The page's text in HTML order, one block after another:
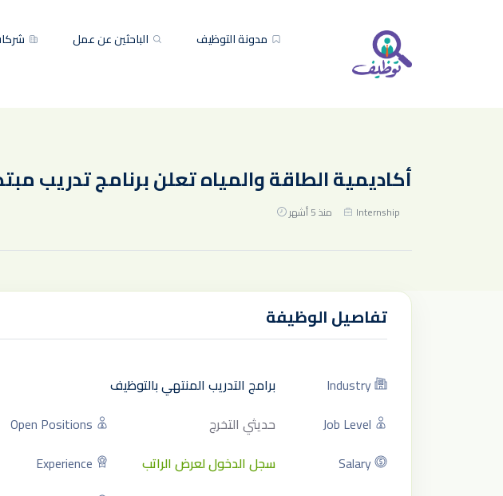
الباحثين عن عمل
مدونة التوظيف
أكاديمية الطاقة والمياه تعلن برنامج تدريب
Internship منذ 5 أشهر
تفاصيل الوظيفة
Industry
برامج التدريب المنتهي بالتوظيف
Job Level
حديثي التخرج Open Positions
Salary
سجل الدخول لعرض الراتب Experience